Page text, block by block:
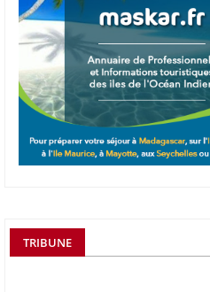
TRIBUNE